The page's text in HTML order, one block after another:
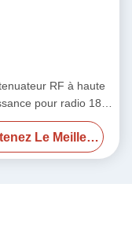
RF à haute
pour radio 18
GHz 500w
Obtenez Le Meilleur Prix